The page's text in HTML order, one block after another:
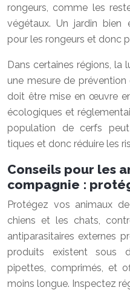
rongeurs, comme les
végétaux. Un jardin
pour les rongeurs et donc
Dans certaines régions,
une mesure de
doit être mise en œuvre
écologiques et
population de cerfs
tiques et donc réduire les
Conseils pour les
compagnie :
Protégez vos animaux
chiens et les chats,
antiparasitaires externes
produits existent sous
pipettes, comprimés, et
moins longue. Inspectez